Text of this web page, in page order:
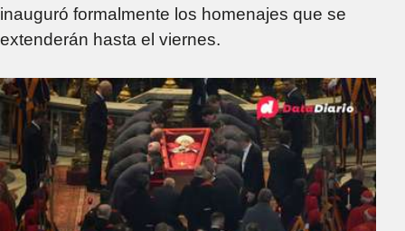
inauguró formalmente los homenajes que se
extenderán hasta el viernes.